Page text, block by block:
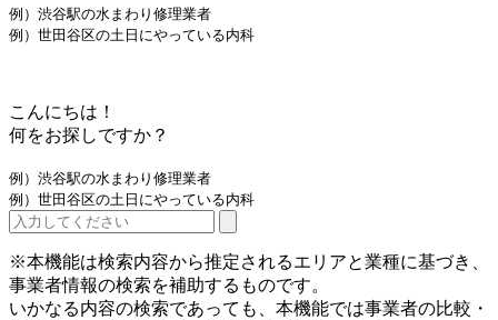
例）渋谷駅の水まわり修理業者
例）世田谷区の土日にやっている内科
こんにちは！
何をお探しですか？
例）渋谷駅の水まわり修理業者
例）世田谷区の土日にやっている内科
※本機能は検索内容から推定されるエリアと業種に基づき、
事業者情報の検索を補助するものです。
いかなる内容の検索であっても、本機能では事業者の比較・